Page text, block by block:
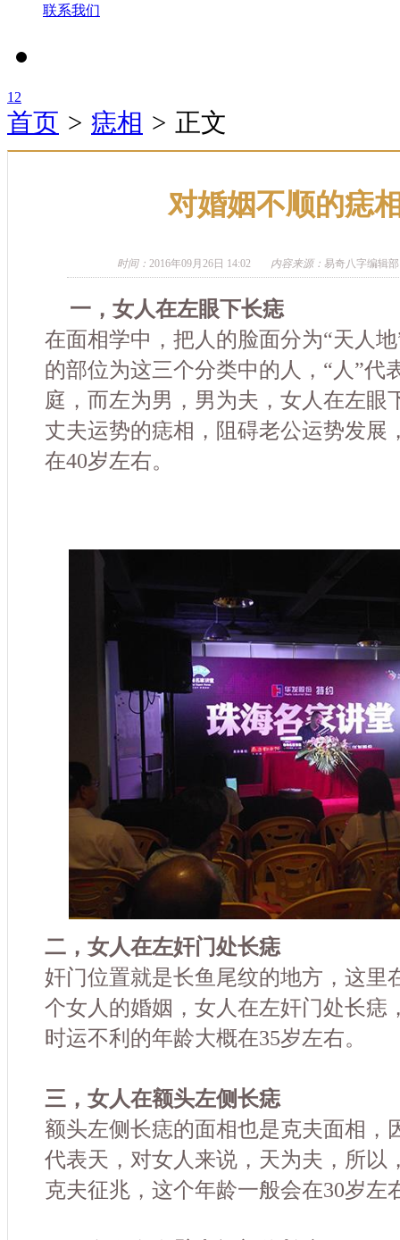
联系我们
1 2
首页 > 痣相 > 正文
对婚姻不顺的痣
时间： 2016年09月26日 14:02 内容来源： 易奇八字编辑部
一，女人在左眼下长痣
在面相学中，把人的脸面分为“天人
的部位为这三个分类中的人，“人”代
庭，而左为男，男为夫，女人在左眼
丈夫运势的痣相，阻碍老公运势发展
在40岁左右。
二，女人在左奸门处长痣
奸门位置就是长鱼尾纹的地方，这里
个女人的婚姻，女人在左奸门处长痣
时运不利的年龄大概在35岁左右。
三，女人在额头左侧长痣
额头左侧长痣的面相也是克夫面相，
代表天，对女人来说，天为夫，所以
克夫征兆，这个年龄一般会在30岁左